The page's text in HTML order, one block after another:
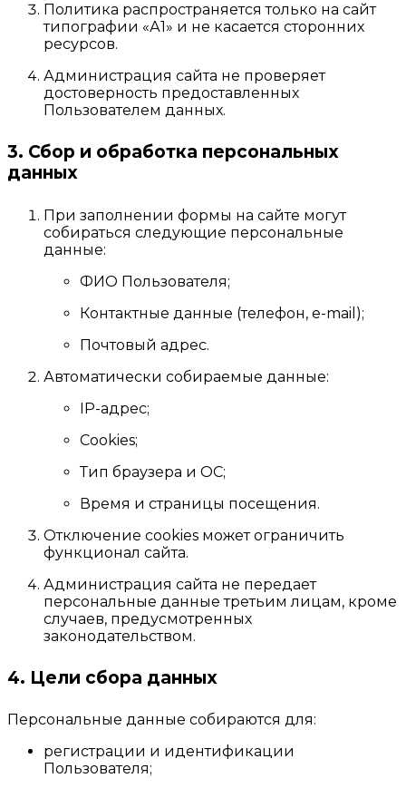
Политика распространяется только на сайт
типографии «А1» и не касается сторонних
ресурсов.
Администрация сайта не проверяет
достоверность предоставленных
Пользователем данных.
3. Сбор и обработка персональных
данных
При заполнении формы на сайте могут
собираться следующие персональные
данные:
ФИО Пользователя;
Контактные данные (телефон, e-mail);
Почтовый адрес.
Автоматически собираемые данные:
IP-адрес;
Cookies;
Тип браузера и ОС;
Время и страницы посещения.
Отключение cookies может ограничить
функционал сайта.
Администрация сайта не передает
персональные данные третьим лицам, кроме
случаев, предусмотренных
законодательством.
4. Цели сбора данных
Персональные данные собираются для:
регистрации и идентификации
Пользователя;